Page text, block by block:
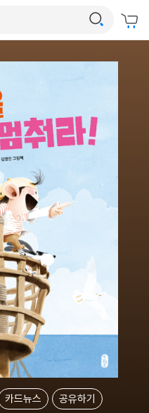
카드뉴스 공유하기